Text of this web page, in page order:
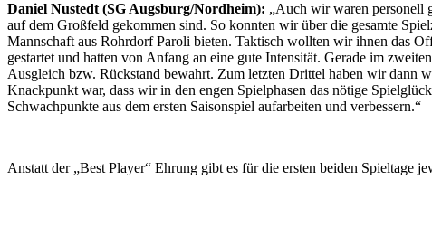
Daniel Nustedt (SG Augsburg/Nordheim): „Auch wir waren personell
auf dem Großfeld gekommen sind. So konnten wir über die gesamte
Mannschaft aus Rohrdorf Paroli bieten. Taktisch wollten wir ihnen das
gestartet und hatten von Anfang an eine gute Intensität. Gerade im
Ausgleich bzw. Rückstand bewahrt. Zum letzten Drittel haben wir dann
Knackpunkt war, dass wir in den engen Spielphasen das nötige
Schwachpunkte aus dem ersten Saisonspiel aufarbeiten und verbessern.“
Anstatt der „Best Player“ Ehrung gibt es für die ersten beiden Spieltage